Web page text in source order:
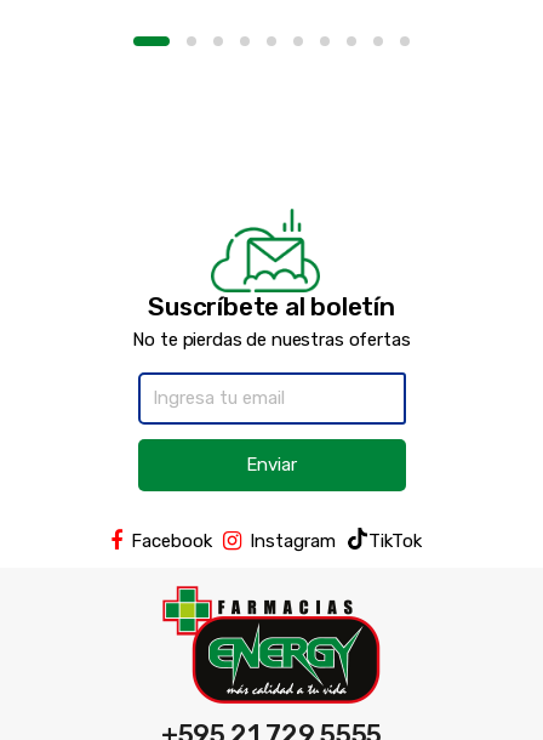
Suscríbete al boletín
No te pierdas de nuestras ofertas
Enviar
Facebook Instagram TikTok